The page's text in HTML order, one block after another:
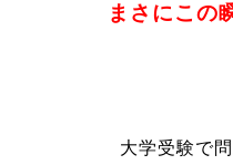
まさにこの
大学受験で